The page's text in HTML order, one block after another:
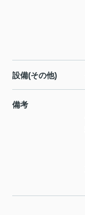
設備(その他)
備考